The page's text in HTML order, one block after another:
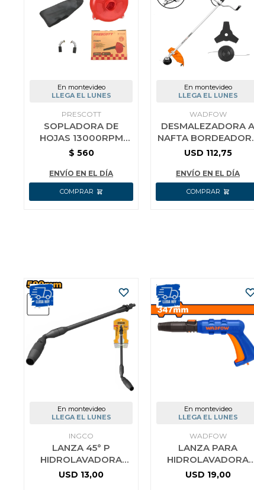
En montevideo
LLEGA EL LUNES
PRESCOTT
SOPLADORA DE
HOJAS 13000RPM
350W PRESCOTT
$ 560
ENVÍO EN EL DÍA
En montevideo
LLEGA EL LUNES
WADFOW
DESMALEZADORA A
NAFTA
43CC WADFOW 2HP
USD 112,75
ENVÍO EN EL DÍA
En montevideo
LLEGA EL LUNES
INGCO
LANZA 45° P
HIDROLAVADORA
INGCO AMAN4501
USD 13,00
En montevideo
LLEGA EL LUNES
WADFOW
LANZA PARA
HIDROLAVADORA
CONECTOR RAPIDO
USD 19,00